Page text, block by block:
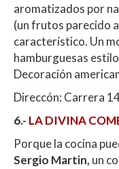
aromatizados por
(un frutos parecido
característico. Un
hamburguesas
Decoración
Direccón: Carrera
6.- LA DIVINA
Porque la cocina
Sergio Martin, un